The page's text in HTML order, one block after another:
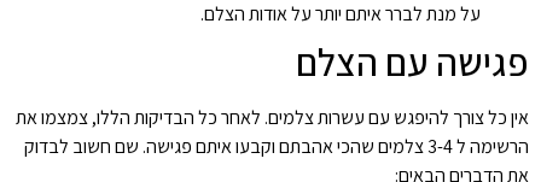
על מנת לברר איתם יותר על אודות הצלם.
פגישה עם הצלם
אין כל צורך להיפגש עם עשרות צלמים. לאחר כל הבדיקות הללו, צמצמו את
הרשימה ל 3-4 צלמים שהכי אהבתם וקבעו איתם פגישה. שם חשוב לבדוק
את הדברים הבאים: